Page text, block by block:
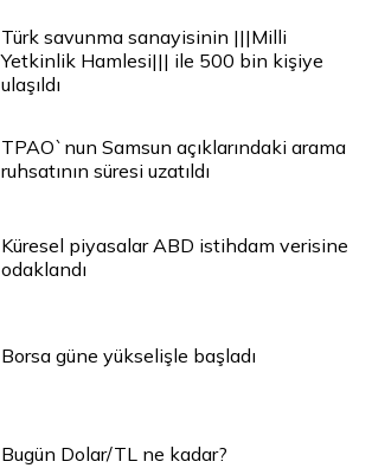
Türk savunma sanayisinin |||Milli
Yetkinlik Hamlesi||| ile 500 bin kişiye
ulaşıldı
TPAO`nun Samsun açıklarındaki arama
ruhsatının süresi uzatıldı
Küresel piyasalar ABD istihdam verisine
odaklandı
Borsa güne yükselişle başladı
Bugün Dolar/TL ne kadar?